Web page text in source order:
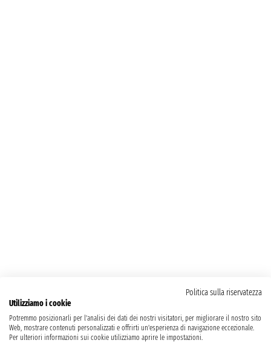
Politica sulla riservatezza
Utilizziamo i cookie
Potremmo posizionarli per l'analisi dei dati dei nostri visitatori, per migliorare il nostro sito
Web, mostrare contenuti personalizzati e offrirti un'esperienza di navigazione eccezionale.
Per ulteriori informazioni sui cookie utilizziamo aprire le impostazioni.